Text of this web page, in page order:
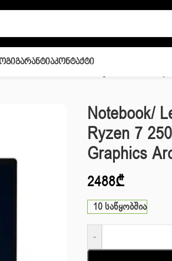
ᲒარანტიაᲙონტაქტი
Notebook/
Ryzen 7
Graphics
2488₾
10 საწყობშია
-